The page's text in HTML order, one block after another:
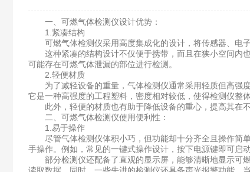
一、可燃气体检测仪设计优势：
1.紧凑结构
可燃气体检测仪采用高度集成化的设计，将传感器、电子
这种紧凑的结构设计不仅便于携带，而且在狭小空间内也
可能存在可燃气体泄漏的部位进行检测。
2.轻便材质
为了减轻设备的重量，气体检测仪通常采用轻质但高强度
它是一种高强度的工程塑料，密度相对较低，使得检测仪整
此外，轻便的材质也有助于降低设备的重心，提高其在不
二、可燃气体检测仪使用便利性：
1.易于操作
尽管气体检测仪体积小巧，但功能却十分齐全且操作简单
手操作。例如，常见的一键式操作设计，按下电源键即可启
部分检测仪还配备了直观的显示屏，能够清晰地显示可燃